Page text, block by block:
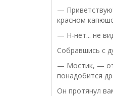
—
красном
— Н-нет... не
Собравшись с
— Мостик, —
понадобится
Он протянул